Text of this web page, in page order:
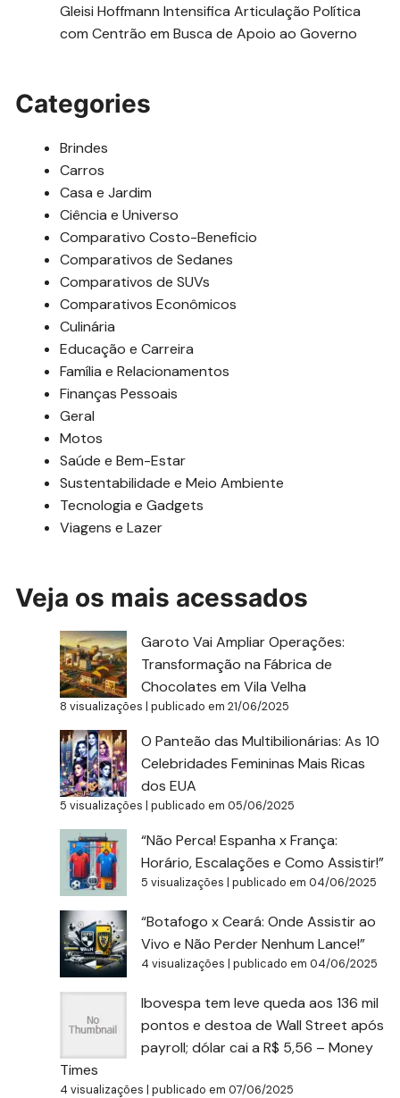
Gleisi Hoffmann Intensifica Articulação Política
com Centrão em Busca de Apoio ao Governo
Categories
Brindes
Carros
Casa e Jardim
Ciência e Universo
Comparativo Costo-Beneficio
Comparativos de Sedanes
Comparativos de SUVs
Comparativos Econômicos
Culinária
Educação e Carreira
Família e Relacionamentos
Finanças Pessoais
Geral
Motos
Saúde e Bem-Estar
Sustentabilidade e Meio Ambiente
Tecnologia e Gadgets
Viagens e Lazer
Veja os mais acessados
Garoto Vai Ampliar Operações:
Transformação na Fábrica de
Chocolates em Vila Velha
8 visualizações |publicado em 21/06/2025
O Panteão das Multibilionárias: As 10
Celebridades Femininas Mais Ricas
dos EUA
5 visualizações |publicado em 05/06/2025
“Não Perca! Espanha x França:
Horário, Escalações e Como Assistir!”
5 visualizações |publicado em 04/06/2025
“Botafogo x Ceará: Onde Assistir ao
Vivo e Não Perder Nenhum Lance!”
4 visualizações |publicado em 04/06/2025
Ibovespa tem leve queda aos 136 mil
pontos e destoa de Wall Street após
payroll; dólar cai a R$ 5,56 – Money
Times
4 visualizações |publicado em 07/06/2025